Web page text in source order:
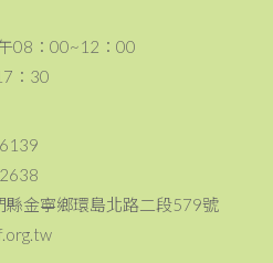
08：00~12：00
：30
縣金寧鄉環島北路二段579號